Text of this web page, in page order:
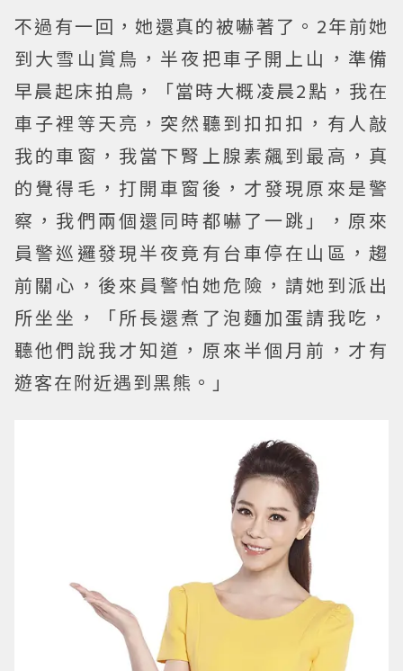
不過有一回，她還真的被嚇著了。2年前她
到大雪山賞鳥，半夜把車子開上山，準備
早晨起床拍鳥，「當時大概凌晨2點，我在
車子裡等天亮，突然聽到扣扣扣，有人敲
我的車窗，我當下腎上腺素飆到最高，真
的覺得毛，打開車窗後，才發現原來是警
察，我們兩個還同時都嚇了一跳」，原來
員警巡邏發現半夜竟有台車停在山區，趨
前關心，後來員警怕她危險，請她到派出
所坐坐，「所長還煮了泡麵加蛋請我吃，
聽他們說我才知道，原來半個月前，才有
遊客在附近遇到黑熊。」